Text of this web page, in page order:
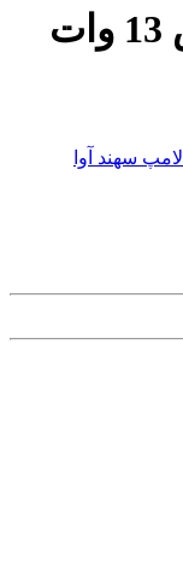
لامپ ال ای دی هلیوس 13 وات
لامپ سهند آوا